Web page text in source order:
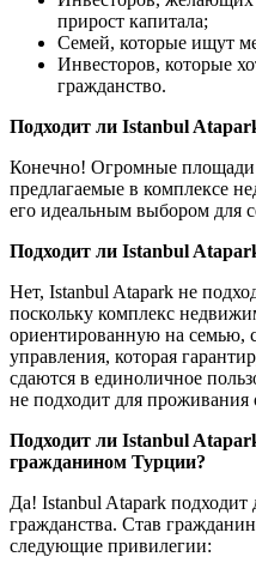
прирост капитала;
Семей, которые ищут
Инвесторов, которые
гражданство.
Подходит ли Istanbul
Конечно! Огромные площади
предлагаемые в комплексе
его идеальным выбором для
Подходит ли Istanbul
Нет, Istanbul Atapark не
поскольку комплекс
ориентированную на семью,
управления, которая
сдаются в единоличное
не подходит для проживания
Подходит ли Istanbul
гражданином Турции?
Да! Istanbul Atapark подходит
гражданства. Став
следующие привилегии: